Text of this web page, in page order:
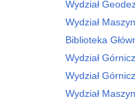
Wydział
Wydział
Biblioteka
Wydział
Wydział
Wydział